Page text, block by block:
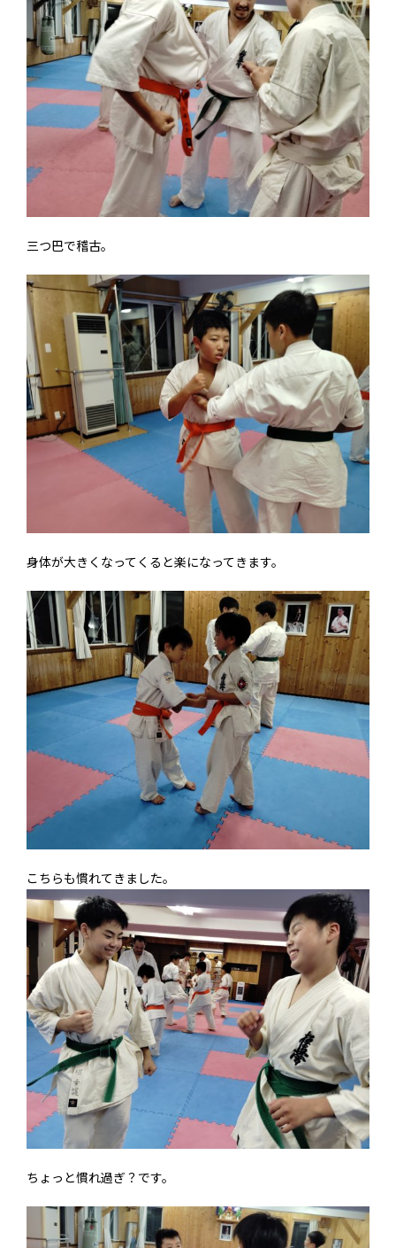
三つ巴で稽古。
身体が大きくなってくると楽になってきます。
こちらも慣れてきました。
ちょっと慣れ過ぎ？です。